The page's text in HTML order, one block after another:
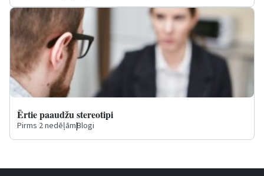
Ērtie paaudžu stereotipi
Pirms 2 nedēļām|Blogi